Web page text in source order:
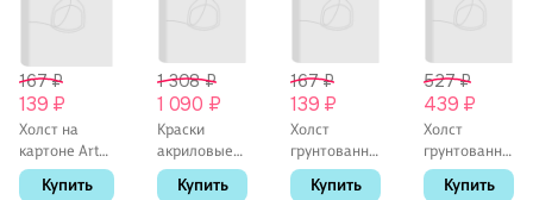
167 ₽
139 ₽
Холст на
картоне Art
idea,
грунтованый,
Купить
1 308 ₽
1 090 ₽
Краски
акриловые
12цв 12мл
перламутровые,
Купить
167 ₽
139 ₽
Холст
грунтованный
на оргалите,
10 х 15 см
Купить
527 ₽
439 ₽
Холст
грунтованный
на
подрамнике,
Купить